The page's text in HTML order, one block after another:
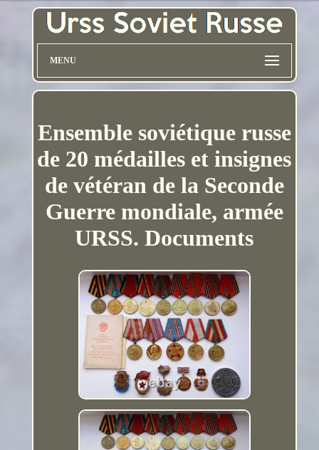
MENU
Ensemble soviétique russe
de 20 médailles et insignes
de vétéran de la Seconde
Guerre mondiale, armée
URSS. Documents